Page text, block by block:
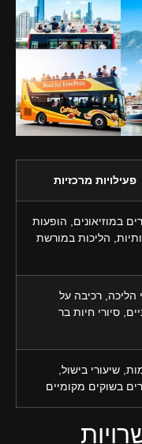
פעילויות מרכזיות
במוזיאונים, הופעות
הליכות במורשת
הליכה, רכיבה על
סיורי חיות בר
שיעורי בישול,
בשוקים מקומיים